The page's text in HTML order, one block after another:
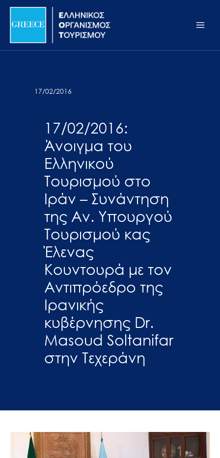
Σημείωση:
ιστότοπος
προσβασιμότητας.
Μετάβαση
περιεχόμενο
17/02/2016
17/02/2016:
Άνοιγμα του
Ελληνικού
Τουρισμού στο
Ιράν – Συνάντηση
της Αν. Υπουργού
Τουρισμού κας
Έλενας
Κουντουρά με τον
Αντιπρόεδρο της
Ιρανικής
κυβέρνησης Dr.
Masoud Soltanifar
στην Τεχεράνη